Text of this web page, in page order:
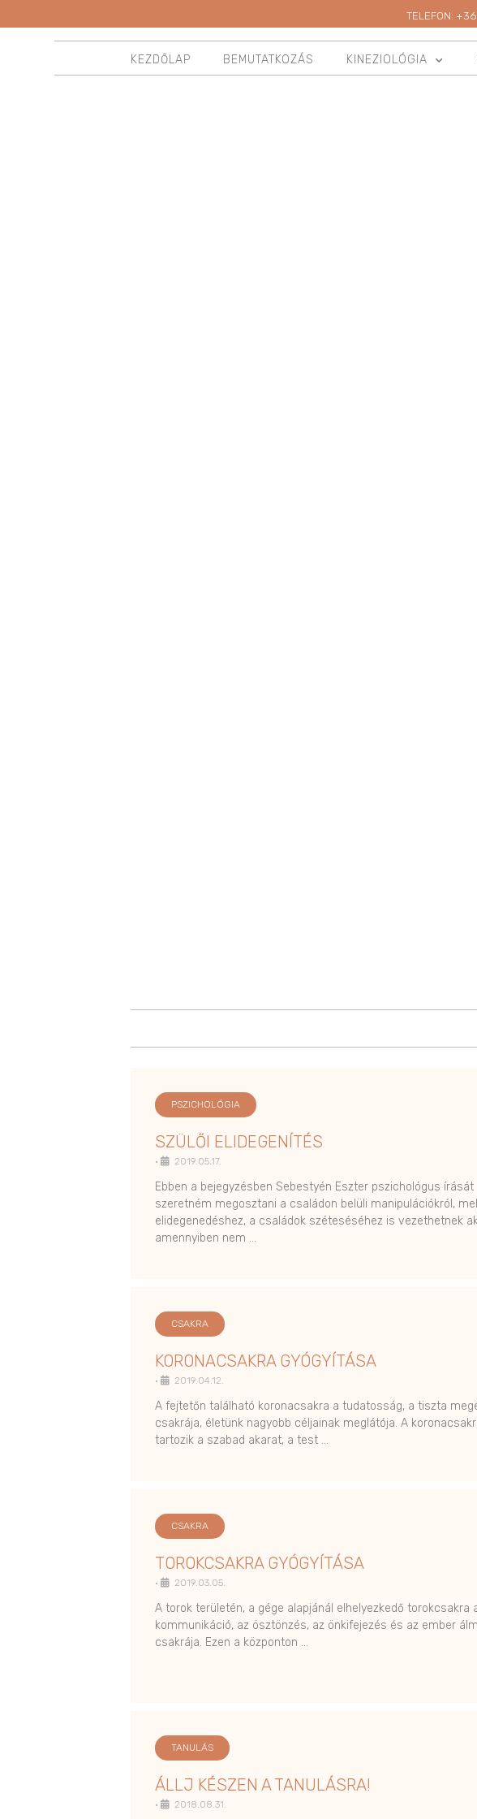
TELEFON:
KEZDŐLAP BEMUTATKOZÁS KINEZIOLÓGIA
PSZICHOLÓGIA
SZÜLŐI ELIDEGENÍTÉS
• 2019.05.17.
Ebben a bejegyzésben Sebestyén Eszter pszichológus írását
szeretném megosztani a családon belüli manipulációkról,
elidegenedéshez, a családok széteséséhez is vezethetnek
amennyiben nem …
CSAKRA
KORONACSAKRA GYÓGYÍTÁSA
• 2019.04.12.
A fejtetőn található koronacsakra a tudatosság, a tiszta
csakrája, életünk nagyobb céljainak meglátója. A
tartozik a szabad akarat, a test …
CSAKRA
TOROKCSAKRA GYÓGYÍTÁSA
• 2019.03.05.
A torok területén, a gége alapjánál elhelyezkedő torokcsakra
kommunikáció, az ösztönzés, az önkifejezés és az ember
csakrája. Ezen a központon …
TANULÁS
ÁLLJ KÉSZEN A TANULÁSRA!
• 2018.08.31.